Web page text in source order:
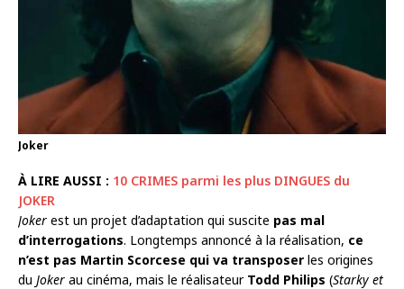
Joker
À LIRE AUSSI : 10 CRIMES parmi les plus DINGUES du
JOKER
Joker est un projet d’adaptation qui suscite pas mal
d’interrogations. Longtemps annoncé à la réalisation, ce
n’est pas Martin Scorcese qui va transposer les origines
du Joker au cinéma, mais le réalisateur Todd Philips (Starky et